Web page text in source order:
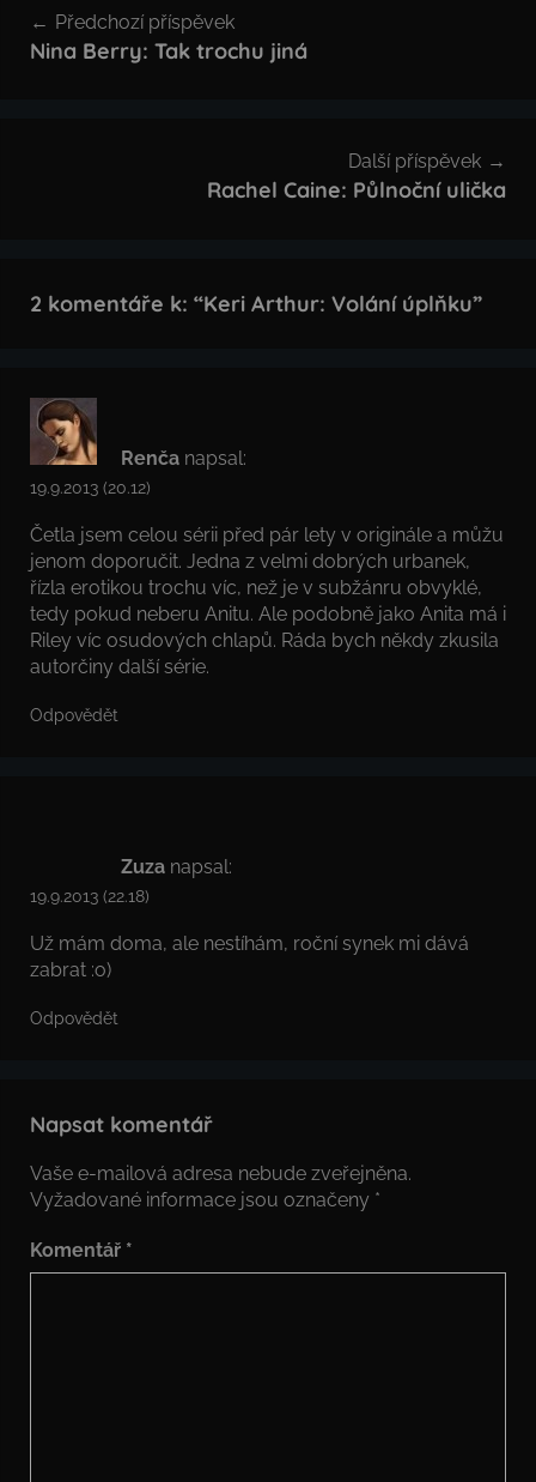
pro
Předchozí příspěvek
Nina Berry: Tak trochu jiná
Další příspěvek
Rachel Caine: Půlnoční ulička
2 komentáře k: “Keri Arthur: Volání úplňku”
Renča napsal:
19.9.2013 (20.12)
Četla jsem celou sérii před pár lety v originále a můžu
jenom doporučit. Jedna z velmi dobrých urbanek,
řízla erotikou trochu víc, než je v subžánru obvyklé,
tedy pokud neberu Anitu. Ale podobně jako Anita má i
Riley víc osudových chlapů. Ráda bych někdy zkusila
autorčiny další série.
Odpovědět
Zuza napsal:
19.9.2013 (22.18)
Už mám doma, ale nestíhám, roční synek mi dává
zabrat :o)
Odpovědět
Napsat komentář
Vaše e-mailová adresa nebude zveřejněna.
Vyžadované informace jsou označeny *
Komentář *